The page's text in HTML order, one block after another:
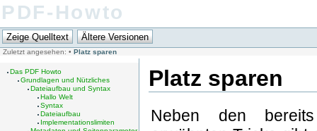
PDF-Howto
Zuletzt angesehen: • Platz sparen
Das PDF Howto
Grundlagen und Nützliches
Dateiaufbau und Syntax
Hallo Welt
Syntax
Dateiaufbau
Implementationslimiten
Platz sparen
Neben den